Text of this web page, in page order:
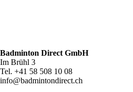
Badminton Direct GmbH
Im Brühl 3
Tel. +41 58 508 10 08
info@badmintondirect.ch